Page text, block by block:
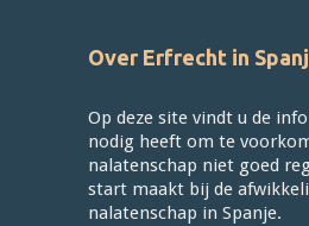
Over Erfrecht in
Op deze site vindt u de
nodig heeft om te
nalatenschap niet goed
start maakt bij de
nalatenschap in Spanje.